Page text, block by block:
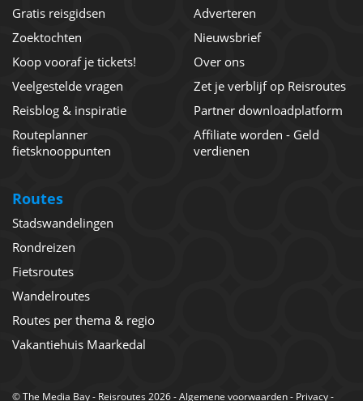
Gratis reisgidsen
Zoektochten
Koop vooraf je tickets!
Veelgestelde vragen
Reisblog & inspiratie
Routeplanner
fietsknooppunten
Adverteren
Nieuwsbrief
Over ons
Zet je verblijf op Reisroutes
Partner downloadplatform
Affiliate worden - Geld
verdienen
Routes
Stadswandelingen
Rondreizen
Fietsroutes
Wandelroutes
Routes per thema & regio
Vakantiehuis Maarkedal
©The Media Bay- Reisroutes 2026 -Algemene voorwaarden- Privacy-